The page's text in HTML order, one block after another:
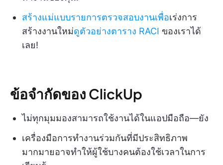
สร้างแม่แบบรายการตรวจสอบงานเพื่อเร่งการ
สร้างงานใหม่ดูตัวอย่างตาราง RACI ของเราได้
เลย!
ข้อจำกัดของ ClickUp
ไม่ทุกมุมมองสามารถใช้งานได้ในแอปมือถือ—ยัง
เครื่องมือการทำงานร่วมกันที่มีประสิทธิภาพ
มากมายอาจทำให้ผู้ใช้บางคนต้องใช้เวลาในการ